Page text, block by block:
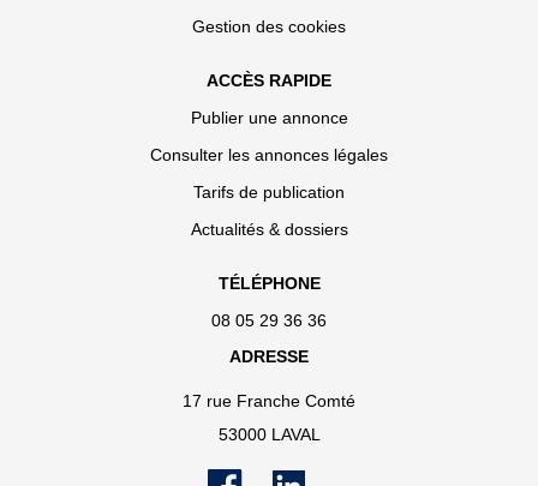
Gestion des cookies
ACCÈS RAPIDE
Publier une annonce
Consulter les annonces légales
Tarifs de publication
Actualités & dossiers
TÉLÉPHONE
08 05 29 36 36
ADRESSE
17 rue Franche Comté
53000 LAVAL